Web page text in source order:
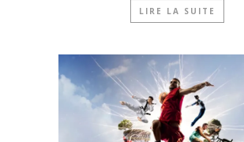
LIRE LA SUITE